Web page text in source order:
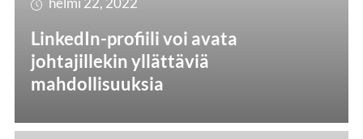
LinkedIn-profiili voi avata
johtajillekin yllättäviä
mahdollisuuksia